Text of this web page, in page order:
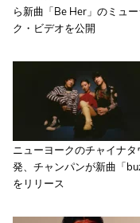
ら新曲「Be Her」のミュー
ク・ビデオを公開
ニューヨークのチャイナタ
発、チャンパンが新曲「
をリリース